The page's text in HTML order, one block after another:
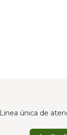
Linea única de